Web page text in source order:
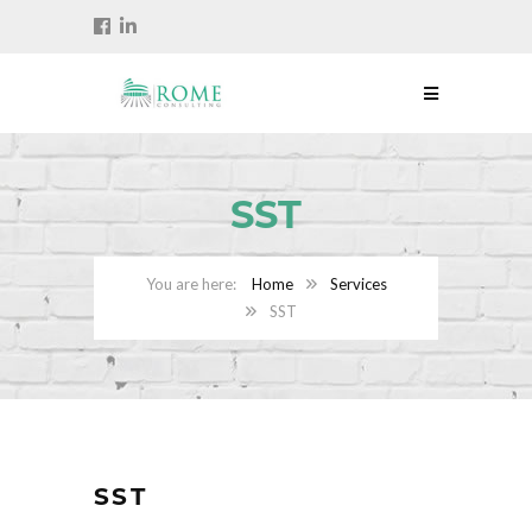
SST
Home
Services
SST
SST